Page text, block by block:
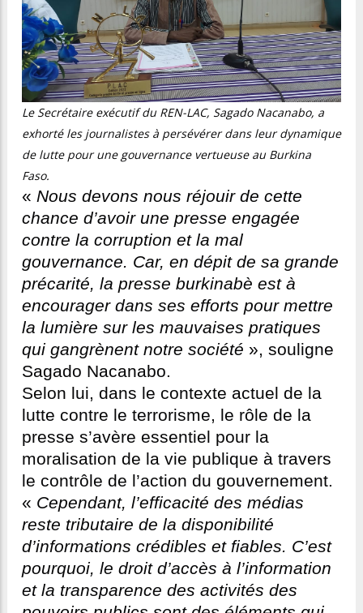
Le Secrétaire exécutif du REN-LAC, Sagado Nacanabo, a
exhorté les journalistes à persévérer dans leur dynamique
de lutte pour une gouvernance vertueuse au Burkina
Faso.
« Nous devons nous réjouir de cette
chance d’avoir une presse engagée
contre la corruption et la mal
gouvernance. Car, en dépit de sa grande
précarité, la presse burkinabè est à
encourager dans ses efforts pour mettre
la lumière sur les mauvaises pratiques
qui gangrènent notre société », souligne
Sagado Nacanabo.
Selon lui, dans le contexte actuel de la
lutte contre le terrorisme, le rôle de la
presse s’avère essentiel pour la
moralisation de la vie publique à travers
le contrôle de l’action du gouvernement.
« Cependant, l’efficacité des médias
reste tributaire de la disponibilité
d’informations crédibles et fiables. C’est
pourquoi, le droit d’accès à l’information
et la transparence des activités des